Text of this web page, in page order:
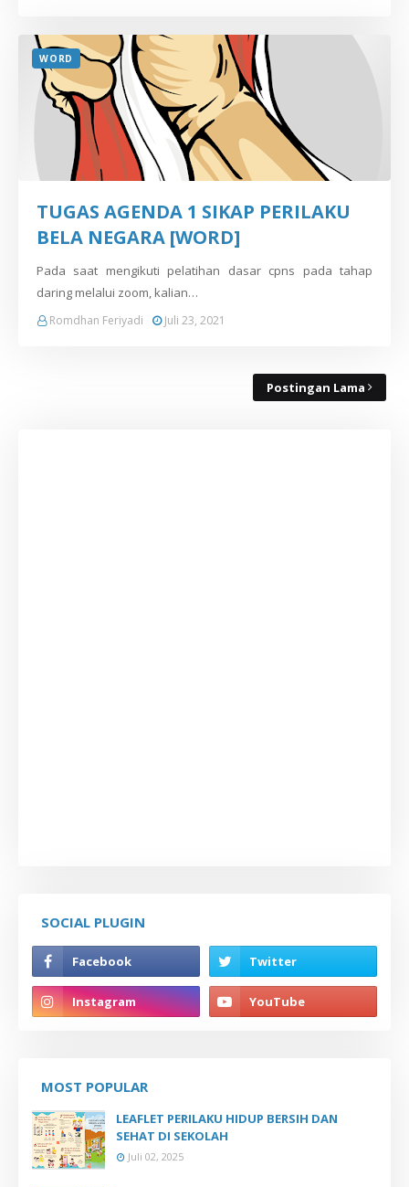
WORD
TUGAS AGENDA 1 SIKAP PERILAKU
BELA NEGARA [WORD]
Pada saat mengikuti pelatihan dasar cpns pada tahap
daring melalui zoom, kalian…
Romdhan Feriyadi Juli 23, 2021
Postingan Lama
SOCIAL PLUGIN
MOST POPULAR
LEAFLET PERILAKU HIDUP BERSIH DAN
SEHAT DI SEKOLAH
Juli 02, 2025